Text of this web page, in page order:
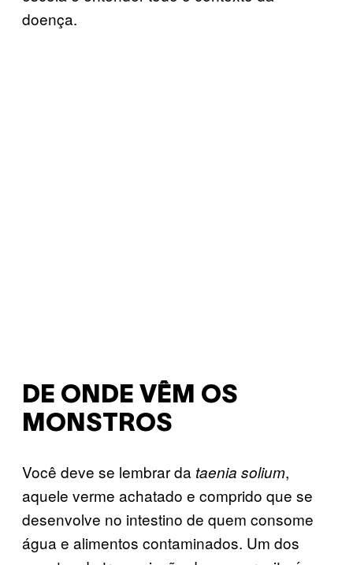
doença.
DE ONDE VÊM OS
MONSTROS
Você deve se lembrar da taenia solium,
aquele verme achatado e comprido que se
desenvolve no intestino de quem consome
água e alimentos contaminados. Um dos